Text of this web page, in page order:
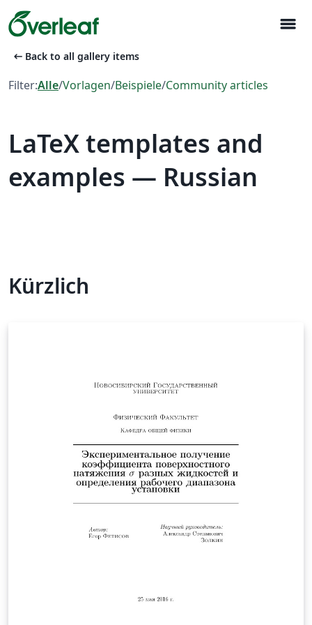
menu
arrow_left_alt Back to all gallery items
Filter:Alle/Vorlagen/Beispiele/Community articles
LaTeX templates and
examples — Russian
Kürzlich